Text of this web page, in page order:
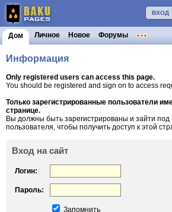
ВХОД
Дом Личное Новое Форумы
Информация
Only registered users can access this page.
You should be registered and sign on to access
Только зарегистрированные пользователи
странице.
Вы должны быть зарегистрированы и зайти
пользователя, чтобы получить доступ к этой
Вход на сайт
Логин:
Пароль:
Запомнить